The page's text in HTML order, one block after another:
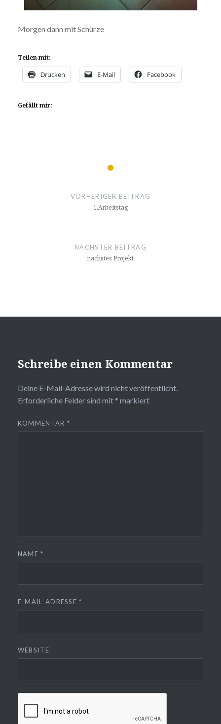
Morgen dann mit Schürze
Teilen mit:
Drucken E-Mail Facebook
Gefällt mir:
Beitragsnavigation
VORHERIGER BEITRAG
1.Arbeitstag
NÄCHSTER BEITRAG
nächstes Projekt
Schreibe einen Kommentar
Deine E-Mail-Adresse wird nicht veröffentlicht.
Erforderliche Felder sind mit * markiert
KOMMENTAR *
NAME*
E-MAIL-ADRESSE*
WEBSITE